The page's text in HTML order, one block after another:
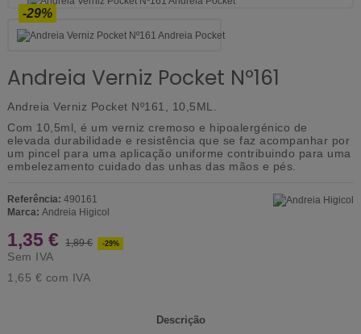
-29%
Andreia Verniz Pocket Nº161
Andreia Verniz Pocket Nº161, 10,5ML.
Com 10,5ml, é um verniz cremoso e hipoalergénico de
elevada durabilidade e resistência que se faz acompanhar por
um pincel para uma aplicação uniforme contribuindo para uma
embelezamento cuidado das unhas das mãos e pés.
Referência: 490161
Marca: Andreia Higicol
1,35 € 1,89 € -29%
Sem IVA
1,65 € com IVA
Descrição